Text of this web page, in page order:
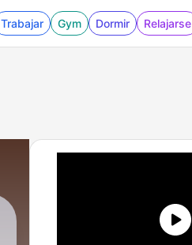
Trabajar Gym Dormir Relajarse